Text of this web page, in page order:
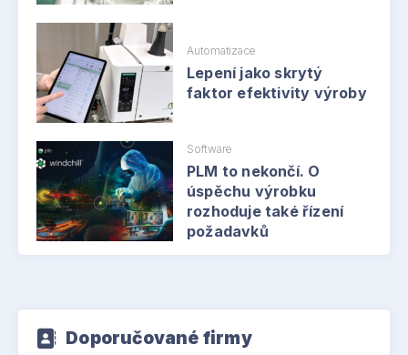
Automatizace
Lepení jako skrytý
faktor efektivity výroby
Software
PLM to nekončí. O
úspěchu výrobku
rozhoduje také řízení
požadavků
Doporučované firmy